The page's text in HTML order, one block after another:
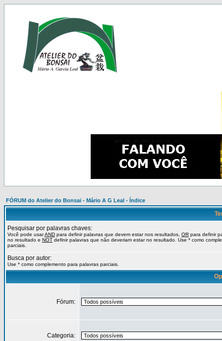
FÓRUM do Atelier do Bonsai - Mário A G Leal - Índice
Pesquisar por palavras chaves:
Você pode usarAND para definir palavras que devem estar nos resultados, OR para definir
no resultado e NOT definir palavras que não deveriam estar no resultado. Use * como
parciais.
Busca por autor:
Use * como complemento para palavras parciais.
Fórum:
Categoria: